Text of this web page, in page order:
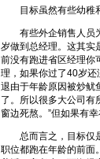
目标虽然有些幼稚
有些外企销售人员为
岁做到总经理。这其实
前没有跑进省区经理你
理，如果你过了40岁还
退由于年龄原因被炒鱿
了。所以很多大公司有
窗边死熬。”但如果有
总而言之，目标仅是
职位都跑在年龄的前面